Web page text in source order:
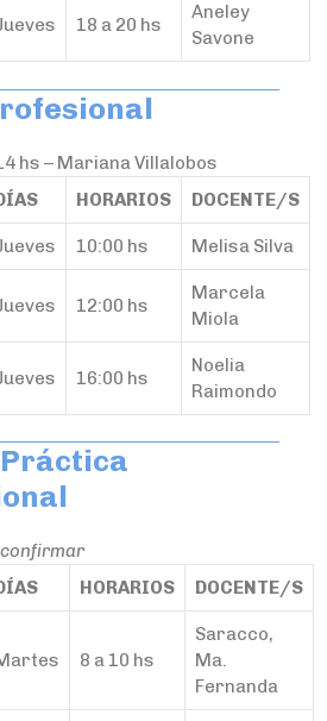
18 a 20 hs
Aneley
Savone
hs – Mariana Villalobos
HORARIOS DOCENTE/S
10:00 hs Melisa Silva
12:00 hs
Marcela
Miola
16:00 hs
Noelia
Raimondo
HORARIOS DOCENTE/S
8 a 10 hs
Saracco,
Ma.
Fernanda